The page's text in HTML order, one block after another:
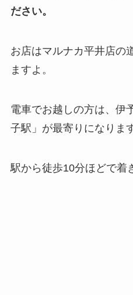
ださい。
お店はマルナカ平井店の
ますよ。
電車でお越しの方は、伊
子駅」が最寄りになりま
駅から徒歩10分ほどで着